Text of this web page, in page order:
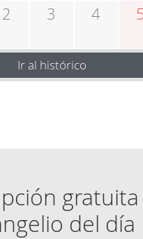
2 3 4
Ir al histórico
gratuita
del día